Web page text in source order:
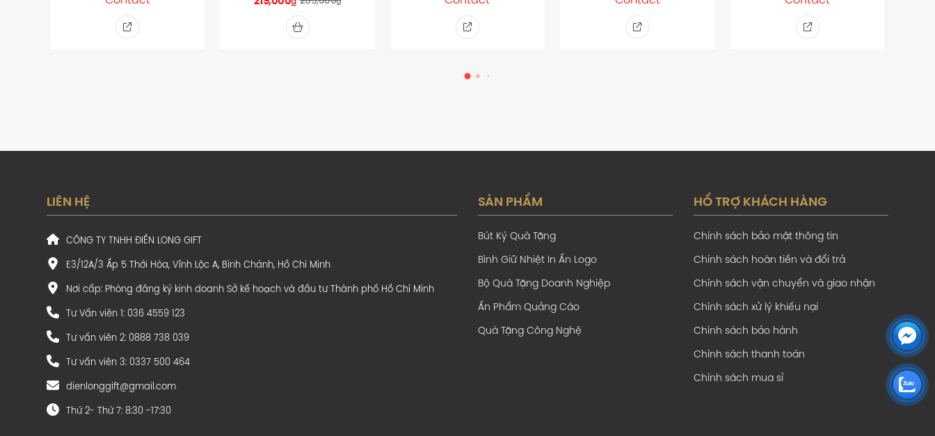
LIÊN HỆ
CÔNG TY TNHH ĐIỀN LONG GIFT
E3/12A/3 Ấp 5 Thới Hòa, Vĩnh Lộc A, Bình Chánh, Hồ Chí Minh
Nơi cấp: Phòng đăng ký kinh doanh Sở kế hoạch và đầu tư Thành phố Hồ Chí Minh
Tư Vấn viên 1: 036 4559 123
Tư vấn viên 2: 0888 738 039
Tư vấn viên 3: 0337 500 464
dienlonggift@gmail.com
Thứ 2- Thứ 7: 8:30 -17:30
SẢN PHẨM
Bút Ký Quà Tặng
Bình Giữ Nhiệt In Ấn Logo
Bộ Quà Tặng Doanh Nghiệp
Ấn Phẩm Quảng Cáo
Quà Tặng Công Nghệ
HỔ TRỢ KHÁCH HÀNG
Chính sách bảo mật thông tin
Chính sách hoàn tiền và đổi trả
Chính sách vận chuyển và giao nhận
Chính sách xử lý khiếu nại
Chính sách bảo hành
Chính sách thanh toán
Chính sách mua sỉ